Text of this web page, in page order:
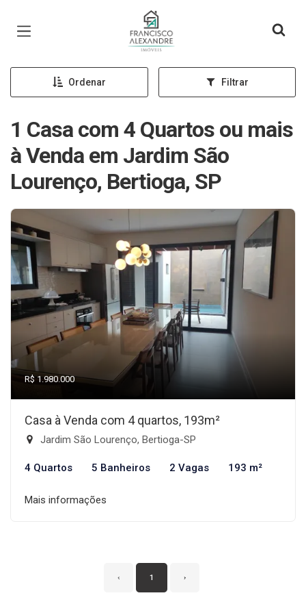
Página inicial
Ordenar Filtrar
1 Casa com 4 Quartos ou mais
à Venda em Jardim São
Lourenço, Bertioga, SP
R$ 1.980.000
Casa à Venda com 4 quartos, 193m²
Jardim São Lourenço, Bertioga-SP
4 Quartos 5 Banheiros 2 Vagas 193 m²
Mais informações
‹ 1 ›